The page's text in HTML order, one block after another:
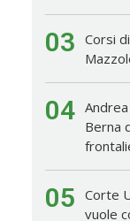
03 Corsi
04
Berna
05 Corte
vuole